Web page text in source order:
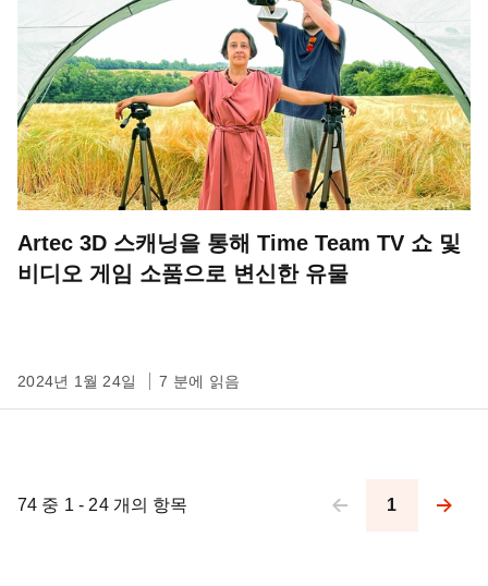
Artec 3D 스캐닝을 통해 Time Team TV 쇼 및
비디오 게임 소품으로 변신한 유물
2024년 1월 24일 7 분에 읽음
74 중 1 - 24 개의 항목
Pagination
1